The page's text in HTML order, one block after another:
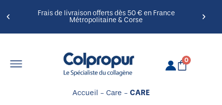
Frais de livraison offerts dès 50 € en France
Métropolitaine & Corse
0
Accueil - Care - CARE